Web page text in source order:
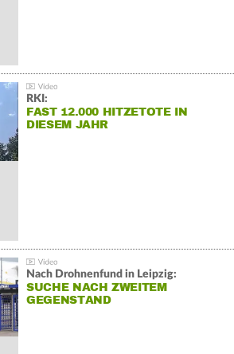
RKI:
FAST 12.000 HITZETOTE IN
DIESEM JAHR
Nach Drohnenfund in Leipzig:
SUCHE NACH ZWEITEM
GEGENSTAND